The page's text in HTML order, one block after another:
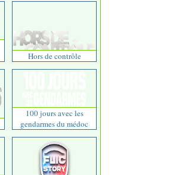
Hors de contrôle
100 jours avec les
gendarmes du médoc